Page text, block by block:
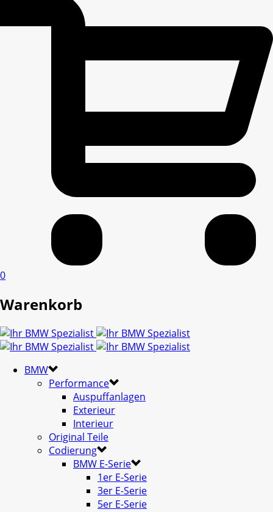
0
Warenkorb
BMW
Performance
Auspuffanlagen
Exterieur
Interieur
Original Teile
Codierung
BMW E-Serie
1er E-Serie
3er E-Serie
5er E-Serie